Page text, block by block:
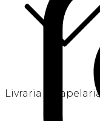
Livraria e Papelaria